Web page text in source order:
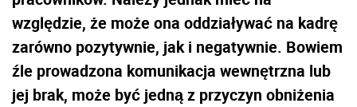
względzie, że może ona oddziaływać na kadrę
zarówno pozytywnie, jak i negatywnie. Bowiem
źle prowadzona komunikacja wewnętrzna lub
jej brak, może być jedną z przyczyn obniżenia